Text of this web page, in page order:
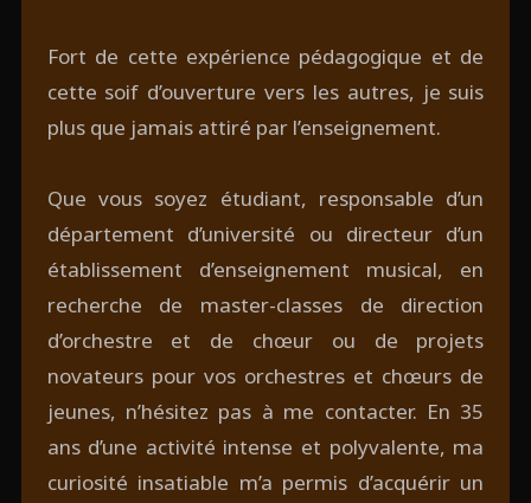
Fort de cette expérience pédagogique et de
cette soif d’ouverture vers les autres, je suis
plus que jamais attiré par l’enseignement.
Que vous soyez étudiant, responsable d’un
département d’université ou directeur d’un
établissement d’enseignement musical, en
recherche de master-classes de direction
d’orchestre et de chœur ou de projets
novateurs pour vos orchestres et chœurs de
jeunes, n’hésitez pas à me contacter. En 35
ans d’une activité intense et polyvalente, ma
curiosité insatiable m’a permis d’acquérir un